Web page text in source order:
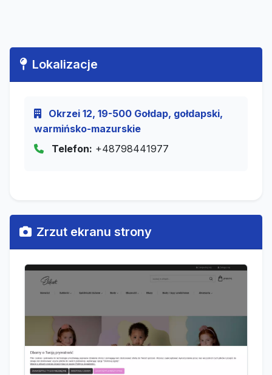
Lokalizacje
Okrzei 12, 19-500 Gołdap, gołdapski,
warmińsko-mazurskie
Telefon: +48798441977
Zrzut ekranu strony